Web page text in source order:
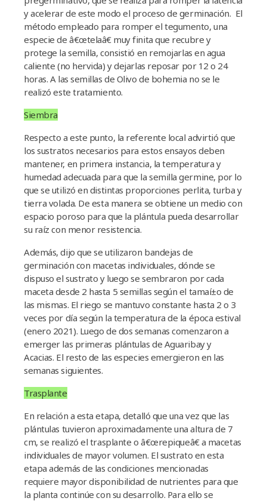
y acelerar de este modo el proceso de germinación. El
método empleado para romper el tegumento, una
especie de â€œtelaâ€ muy finita que recubre y
protege la semilla, consistió en remojarlas en agua
caliente (no hervida) y dejarlas reposar por 12 o 24
horas. A las semillas de Olivo de bohemia no se le
realizó este tratamiento.
Siembra
Respecto a este punto, la referente local advirtió que
los sustratos necesarios para estos ensayos deben
mantener, en primera instancia, la temperatura y
humedad adecuada para que la semilla germine, por lo
que se utilizó en distintas proporciones perlita, turba y
tierra volada. De esta manera se obtiene un medio con
espacio poroso para que la plántula pueda desarrollar
su raí­z con menor resistencia.
Además, dijo que se utilizaron bandejas de
germinación con macetas individuales, dónde se
dispuso el sustrato y luego se sembraron por cada
maceta desde 2 hasta 5 semillas según el tamaí±o de
las mismas. El riego se mantuvo constante hasta 2 o 3
veces por dí­a según la temperatura de la época estival
(enero 2021). Luego de dos semanas comenzaron a
emerger las primeras plántulas de Aguaribay y
Acacias. El resto de las especies emergieron en las
semanas siguientes.
Trasplante
En relación a esta etapa, detalló que una vez que las
plántulas tuvieron aproximadamente una altura de 7
cm, se realizó el trasplante o â€œrepiqueâ€ a macetas
individuales de mayor volumen. El sustrato en esta
etapa además de las condiciones mencionadas
requiere mayor disponibilidad de nutrientes para que
la planta continúe con su desarrollo. Para ello se